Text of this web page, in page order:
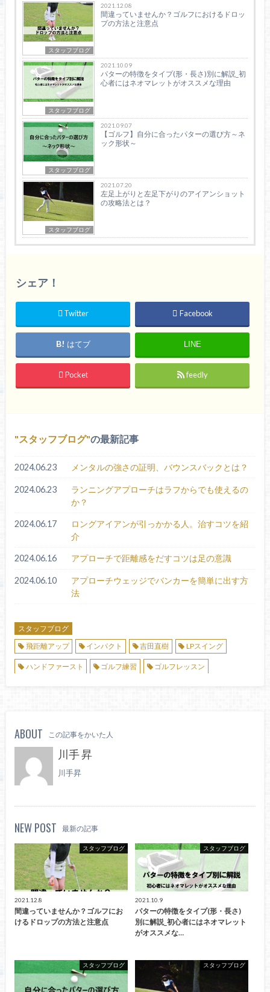
スタッフブログ
2021.12.08
間違っていませんか？ゴルフにおけるドロッ
プの方法と注意点
スタッフブログ
2021.10.09
パターの特徴をタイプ(形・長さ)別に解説_初
心者にはネオマレットがオススメな理由
スタッフブログ
2021.09.07
【ゴルフ】自分に合ったパターの選び方～ネ
ック形状～
スタッフブログ
2021.07.20
左足上がりと左足下がりのアイアンショット
の攻略法とは？
シェア！
Twitter Facebook
はてブ LINE
Pocket feedly
スタッフブログ の最新記事
2024.06.23 メンタルの強さの証明、バウンスバックとは？
2024.06.23
ランニングアプローチはラフからでも使えるの
か？
2024.06.17
ロングアイアンが引っかかる人。治すコツを紹
介
2024.06.16 アプローチで距離感をだすコツは足の意識
2024.06.10
アプローチウェッジでバンカーを簡単に出す方
法
スタッフブログ
飛距離アップ
インパクト 吉田直樹 LPスイング
ハンドファースト ゴルフ練習 ゴルフレッスン
ABOUT この記事をかいた人
川手 昇
川手昇
NEW POST 最新の記事
スタッフブログ
2021.12.8
間違っていませんか？ゴルフにお
けるドロップの方法と注意点
スタッフブログ
2021.10.9
パターの特徴をタイプ(形・長さ)
別に解説_初心者にはネオマレット
がオススメな…
スタッフブログ スタッフブログ